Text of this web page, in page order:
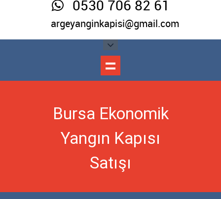
0530 706 82 61
argeyanginkapisi@gmail.com
Bursa Ekonomik
Yangın Kapısı
Satışı